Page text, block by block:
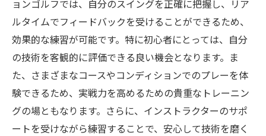
便利な立地条件でゴルフを楽しむ
通いやすさがもたらす練習効果
ウテミル藤沢店で健康維持とゴルフ上達を両立
しよう
ゴルフを通じた健康管理のススメ
ストレス解消に最適なゴルフ練習
健康とスキル向上を両立する方法
ョンゴルフでは、自分のスイングを正確に把握し、リア
ルタイムでフィードバックを受けることができるため、
効果的な練習が可能です。特に初心者にとっては、自分
の技術を客観的に評価できる良い機会となります。ま
た、さまざまなコースやコンディションでのプレーを体
験できるため、実戦力を高めるための貴重なトレーニン
グの場ともなります。さらに、インストラクターのサポ
ートを受けながら練習することで、安心して技術を磨く